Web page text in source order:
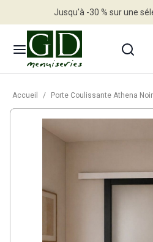
Jusqu'à -30 % sur une
Accueil / Porte Coulissante Athena Noir H204 x